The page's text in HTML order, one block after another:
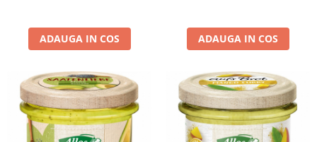
ADAUGA IN COS ADAUGA IN COS